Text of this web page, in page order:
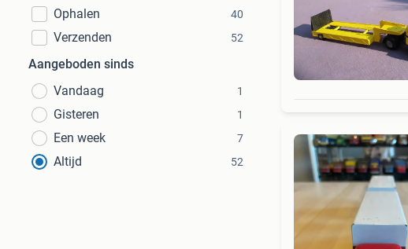
Ophalen
40
Verzenden 52
Aangeboden sinds
Vandaag
1
Gisteren 1
Een week 7
Altijd 52